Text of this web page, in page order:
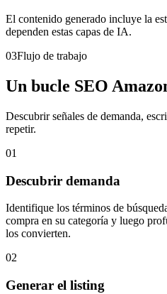
El contenido generado incluye la
dependen estas capas de IA.
03Flujo de trabajo
Un bucle SEO
Descubrir señales de demanda,
repetir.
01
Descubrir demanda
Identifique los términos de
compra en su categoría y luego
los convierten.
02
Generar el listing